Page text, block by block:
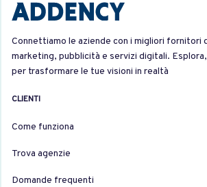
Connettiamo le aziende con i migliori fornitori
marketing, pubblicità e servizi digitali.
per trasformare le tue visioni in realtà
CLIENTI
Come funziona
Trova agenzie
Domande frequenti